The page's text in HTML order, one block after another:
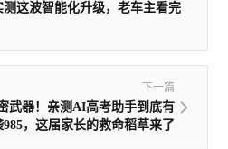
这波智能化升级，老车主看完
下一篇
武器！亲测AI高考助手到底有
，这届家长的救命稻草来了